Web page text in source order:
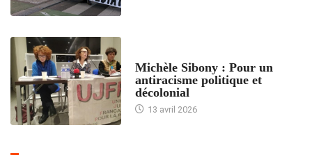
Michèle Sibony : Pour un
antiracisme politique et
décolonial
13 avril 2026